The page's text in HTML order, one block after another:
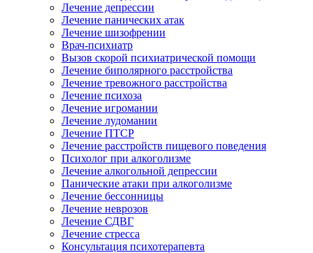
Лечение депрессии
Лечение панических атак
Лечение шизофрении
Врач-психиатр
Вызов скорой психиатрической помощи
Лечение биполярного расстройства
Лечение тревожного расстройства
Лечение психоза
Лечение игромании
Лечение лудомании
Лечение ПТСР
Лечение расстройств пищевого поведения
Психолог при алкоголизме
Лечение алкогольной депрессии
Панические атаки при алкоголизме
Лечение бессонницы
Лечение неврозов
Лечение СДВГ
Лечение стресса
Консультация психотерапевта